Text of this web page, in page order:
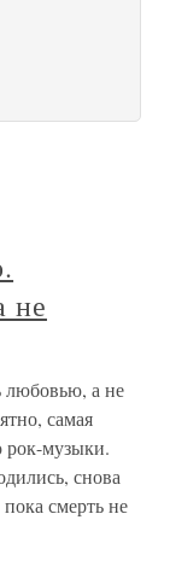
не
а не
самая
рок-музыки.
снова
смерть не